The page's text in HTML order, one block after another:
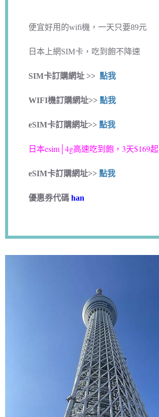
便宜好用的wifi機，一天只要89元
日本上網SIM卡，吃到飽不降速
SIM卡訂購網址 >> 點我
WIFI機訂購網址>> 點我
eSIM卡訂購網址>> 點我
日本esim│4g高速吃到飽，3天$169起
eSIM卡訂購網址>> 點我
優惠券代碼 han